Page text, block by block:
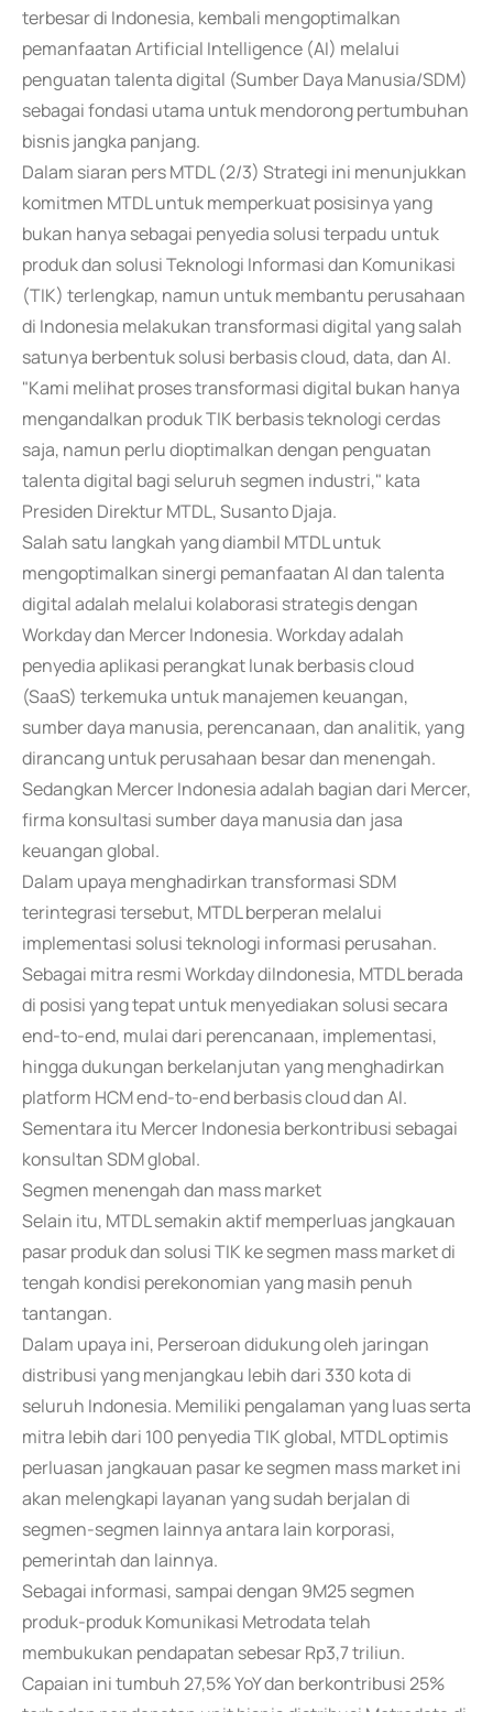
terbesar di Indonesia, kembali mengoptimalkan
pemanfaatan Artificial Intelligence (AI) melalui
penguatan talenta digital (Sumber Daya Manusia/SDM)
sebagai fondasi utama untuk mendorong pertumbuhan
bisnis jangka panjang.
Dalam siaran pers MTDL (2/3) Strategi ini menunjukkan
komitmen MTDL untuk memperkuat posisinya yang
bukan hanya sebagai penyedia solusi terpadu untuk
produk dan solusi Teknologi Informasi dan Komunikasi
(TIK) terlengkap, namun untuk membantu perusahaan
di Indonesia melakukan transformasi digital yang salah
satunya berbentuk solusi berbasis cloud, data, dan AI.
"Kami melihat proses transformasi digital bukan hanya
mengandalkan produk TIK berbasis teknologi cerdas
saja, namun perlu dioptimalkan dengan penguatan
talenta digital bagi seluruh segmen industri," kata
Presiden Direktur MTDL, Susanto Djaja.
Salah satu langkah yang diambil MTDL untuk
mengoptimalkan sinergi pemanfaatan AI dan talenta
digital adalah melalui kolaborasi strategis dengan
Workday dan Mercer Indonesia. Workday adalah
penyedia aplikasi perangkat lunak berbasis cloud
(SaaS) terkemuka untuk manajemen keuangan,
sumber daya manusia, perencanaan, dan analitik, yang
dirancang untuk perusahaan besar dan menengah.
Sedangkan Mercer Indonesia adalah bagian dari Mercer,
firma konsultasi sumber daya manusia dan jasa
keuangan global.
Dalam upaya menghadirkan transformasi SDM
terintegrasi tersebut, MTDL berperan melalui
implementasi solusi teknologi informasi perusahan.
Sebagai mitra resmi Workday diIndonesia, MTDL berada
di posisi yang tepat untuk menyediakan solusi secara
end-to-end, mulai dari perencanaan, implementasi,
hingga dukungan berkelanjutan yang menghadirkan
platform HCM end-to-end berbasis cloud dan AI.
Sementara itu Mercer Indonesia berkontribusi sebagai
konsultan SDM global.
Segmen menengah dan mass market
Selain itu, MTDL semakin aktif memperluas jangkauan
pasar produk dan solusi TIK ke segmen mass market di
tengah kondisi perekonomian yang masih penuh
tantangan.
Dalam upaya ini, Perseroan didukung oleh jaringan
distribusi yang menjangkau lebih dari 330 kota di
seluruh Indonesia. Memiliki pengalaman yang luas serta
mitra lebih dari 100 penyedia TIK global, MTDL optimis
perluasan jangkauan pasar ke segmen mass market ini
akan melengkapi layanan yang sudah berjalan di
segmen-segmen lainnya antara lain korporasi,
pemerintah dan lainnya.
Sebagai informasi, sampai dengan 9M25 segmen
produk-produk Komunikasi Metrodata telah
membukukan pendapatan sebesar Rp3,7 triliun.
Capaian ini tumbuh 27,5% YoY dan berkontribusi 25%